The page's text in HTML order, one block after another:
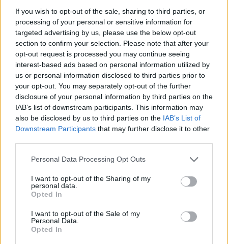
If you wish to opt-out of the sale, sharing to third parties, or
processing of your personal or sensitive information for
targeted advertising by us, please use the below opt-out
section to confirm your selection. Please note that after your
opt-out request is processed you may continue seeing
interest-based ads based on personal information utilized by
us or personal information disclosed to third parties prior to
your opt-out. You may separately opt-out of the further
disclosure of your personal information by third parties on the
IAB’s list of downstream participants. This information may
also be disclosed by us to third parties on the IAB’s List of
Downstream Participants that may further disclose it to other
Please note that this website/app uses one or more Google
not limited to your visit or usage behaviour. You may click to
grant or deny consent to Google and its third-party tags to
use your data for below specified purposes in below Google
consent section.
Personal Data Processing Opt Outs
I want to opt-out of the Sharing of my
personal data.
Opted In
I want to opt-out of the Sale of my
Personal Data.
Opted In
AUTEUR
Infos.fr Unit